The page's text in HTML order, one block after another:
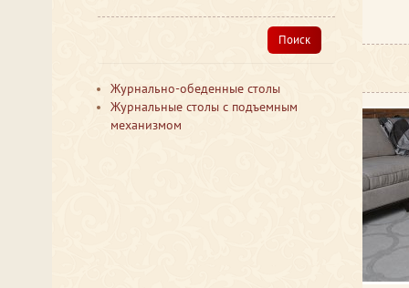
Поиск
Журнально-обеденные столы
Журнальные столы с подъемным
механизмом